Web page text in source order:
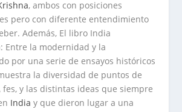
, ambos con posiciones
pero con diferente entendimiento
Además, El libro India
Entre la modernidad y la
por una serie de ensayos históricos
la diversidad de puntos de
fes, y las distintas ideas que siempre
India y que dieron lugar a una